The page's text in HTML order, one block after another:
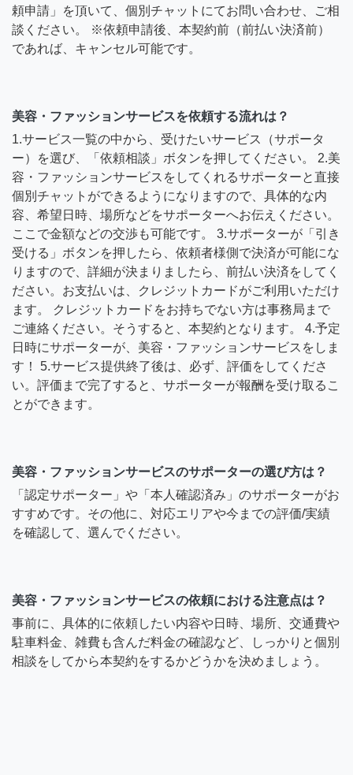
頼申請」を頂いて、個別チャットにてお問い合わせ、ご相
談ください。 ※依頼申請後、本契約前（前払い決済前）
であれば、キャンセル可能です。
美容・ファッションサービスを依頼する流れは？
1.サービス一覧の中から、受けたいサービス（サポータ
ー）を選び、「依頼相談」ボタンを押してください。 2.美
容・ファッションサービスをしてくれるサポーターと直接
個別チャットができるようになりますので、具体的な内
容、希望日時、場所などをサポーターへお伝えください。
ここで金額などの交渉も可能です。 3.サポーターが「引き
受ける」ボタンを押したら、依頼者様側で決済が可能にな
りますので、詳細が決まりましたら、前払い決済をしてく
ださい。お支払いは、クレジットカードがご利用いただけ
ます。 クレジットカードをお持ちでない方は事務局まで
ご連絡ください。そうすると、本契約となります。 4.予定
日時にサポーターが、美容・ファッションサービスをしま
す！ 5.サービス提供終了後は、必ず、評価をしてくださ
い。評価まで完了すると、サポーターが報酬を受け取るこ
とができます。
美容・ファッションサービスのサポーターの選び方は？
「認定サポーター」や「本人確認済み」のサポーターがお
すすめです。その他に、対応エリアや今までの評価/実績
を確認して、選んでください。
美容・ファッションサービスの依頼における注意点は？
事前に、具体的に依頼したい内容や日時、場所、交通費や
駐車料金、雑費も含んだ料金の確認など、しっかりと個別
相談をしてから本契約をするかどうかを決めましょう。